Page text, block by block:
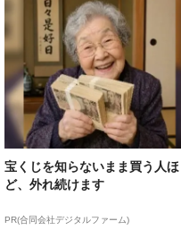
宝くじを知らないまま買う人ほ
ど、外れ続けます
PR(合同会社デジタルファーム)